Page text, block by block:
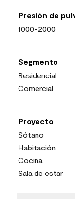
Presión de
1000-2000
Segmento
Residencial
Comercial
Proyecto
Sótano
Habitación
Cocina
Sala de estar